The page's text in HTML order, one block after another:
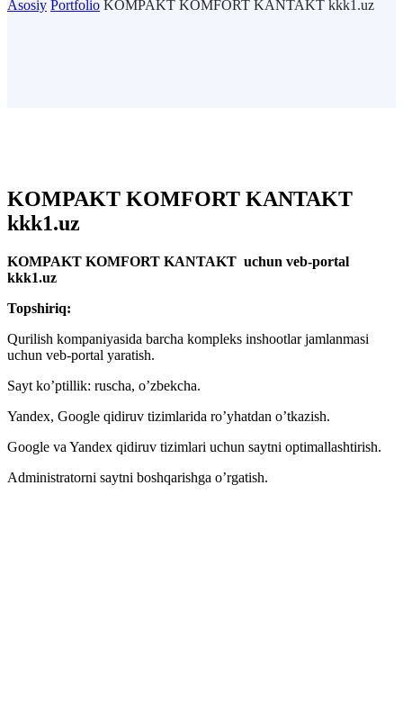
Asosiy Portfolio KOMPAKT KOMFORT KANTAKT kkk1.uz
KOMPAKT KOMFORT KANTAKT
kkk1.uz
KOMPAKT KOMFORT KANTAKT uchun veb-portal
kkk1.uz
Topshiriq:
Qurilish kompaniyasida barcha kompleks inshootlar jamlanmasi
uchun veb-portal yaratish.
Sayt ko’ptillik: ruscha, o’zbekcha.
Yandex, Google qidiruv tizimlarida ro’yhatdan o’tkazish.
Google va Yandex qidiruv tizimlari uchun saytni optimallashtirish.
Administratorni saytni boshqarishga o’rgatish.